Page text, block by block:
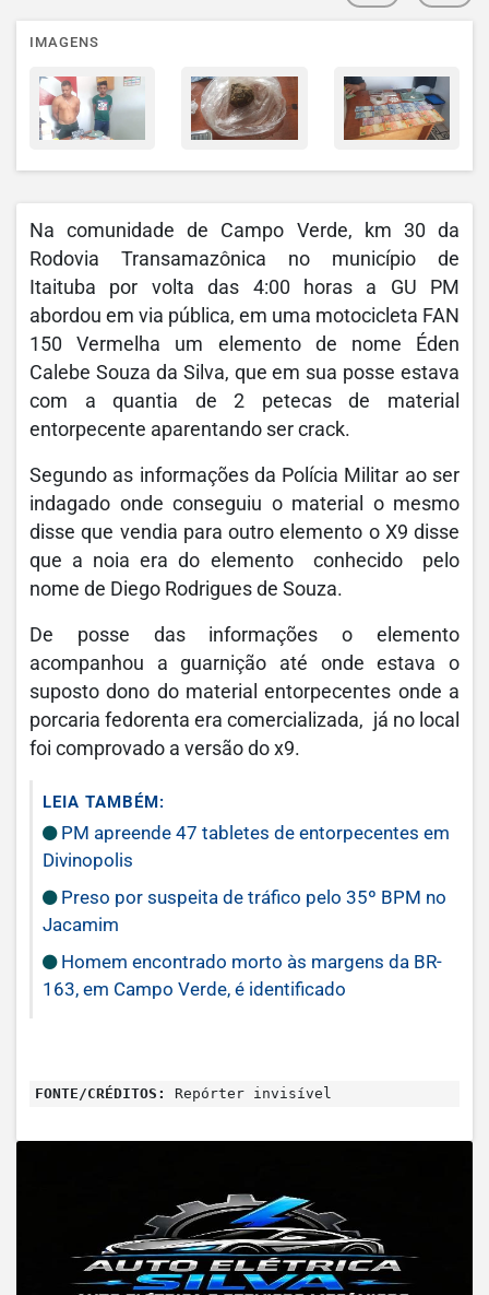
IMAGENS
Na comunidade de Campo Verde, km 30 da
Rodovia Transamazônica no município de
Itaituba por volta das 4:00 horas a GU PM
abordou em via pública, em uma motocicleta FAN
150 Vermelha um elemento de nome Éden
Calebe Souza da Silva, que em sua posse estava
com a quantia de 2 petecas de material
entorpecente aparentando ser crack.
Segundo as informações da Polícia Militar ao ser
indagado onde conseguiu o material o mesmo
disse que vendia para outro elemento o X9 disse
que a noia era do elemento conhecido pelo
nome de Diego Rodrigues de Souza.
De posse das informações o elemento
acompanhou a guarnição até onde estava o
suposto dono do material entorpecentes onde a
porcaria fedorenta era comercializada, já no local
foi comprovado a versão do x9.
LEIA TAMBÉM:
PM apreende 47 tabletes de entorpecentes em
Divinopolis
Preso por suspeita de tráfico pelo 35º BPM no
Jacamim
Homem encontrado morto às margens da BR-
163, em Campo Verde, é identificado
FONTE/CRÉDITOS: Repórter invisível